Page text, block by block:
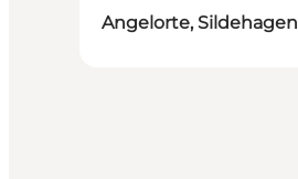
Angelorte, Sildehagen